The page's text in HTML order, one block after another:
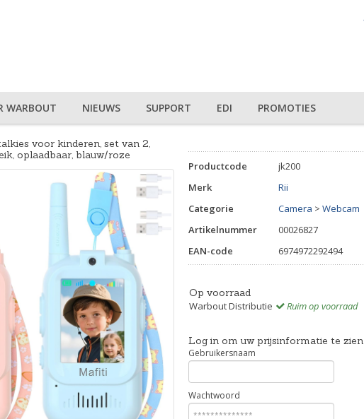
WARBOUT NIEUWS SUPPORT EDI PROMOTIES
voor kinderen, set van 2,
oplaadbaar, blauw/roze
Productcode
jk200
Merk
Rii
Categorie
Camera > Webcam
Artikelnummer
00026827
EAN-code
6974972292494
Op voorraad
Warbout Distributie
Ruim op voorraad
Log in om uw prijsinformatie te zien
Gebruikersnaam
Wachtwoord